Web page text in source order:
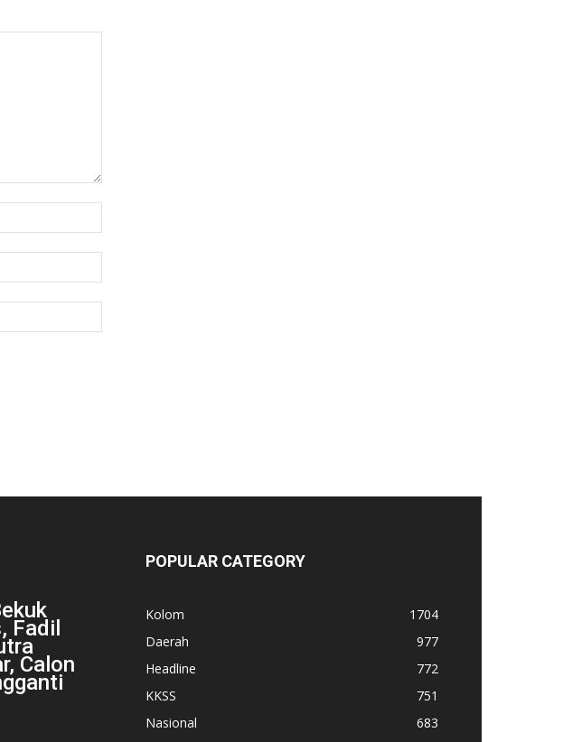
Fadil
Calon
POPULAR CATEGORY
Kolom
1704
Daerah
977
Headline
772
KKSS
751
Nasional
683